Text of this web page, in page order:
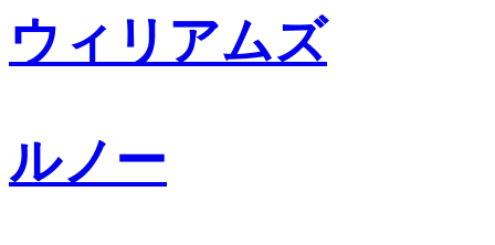
ウィリアムズ
ルノー